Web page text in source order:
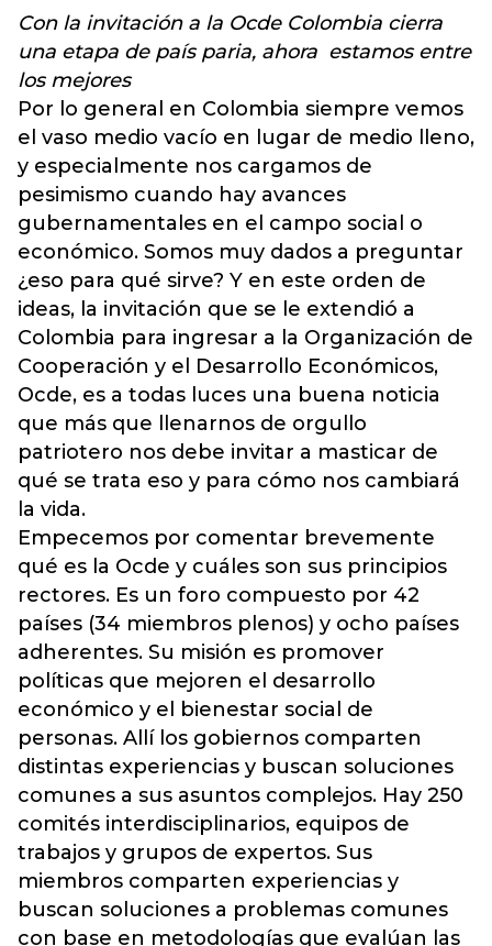
Con la invitación a la Ocde Colombia cierra
una etapa de país paria, ahora estamos entre
los mejores
Por lo general en Colombia siempre vemos
el vaso medio vacío en lugar de medio lleno,
y especialmente nos cargamos de
pesimismo cuando hay avances
gubernamentales en el campo social o
económico. Somos muy dados a preguntar
¿eso para qué sirve? Y en este orden de
ideas, la invitación que se le extendió a
Colombia para ingresar a la Organización de
Cooperación y el Desarrollo Económicos,
Ocde, es a todas luces una buena noticia
que más que llenarnos de orgullo
patriotero nos debe invitar a masticar de
qué se trata eso y para cómo nos cambiará
la vida.
Empecemos por comentar brevemente
qué es la Ocde y cuáles son sus principios
rectores. Es un foro compuesto por 42
países (34 miembros plenos) y ocho países
adherentes. Su misión es promover
políticas que mejoren el desarrollo
económico y el bienestar social de
personas. Allí los gobiernos comparten
distintas experiencias y buscan soluciones
comunes a sus asuntos complejos. Hay 250
comités interdisciplinarios, equipos de
trabajos y grupos de expertos. Sus
miembros comparten experiencias y
buscan soluciones a problemas comunes
con base en metodologías que evalúan las